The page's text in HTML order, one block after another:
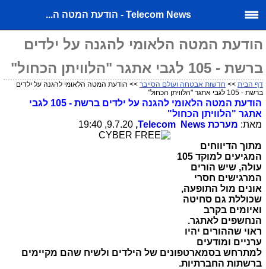
Telecom News - הודעת המטה ה...
הודעת המטה הלאומי להגנה על ילדים
ברשת - 105 לגבי אתגר "הלוויתן הכחול"
דף הבית >> חדשות אבטחה ועולם הסייבר >> הודעת המטה הלאומי להגנה על ילדים
ברשת - 105 לגבי אתגר "הלוויתן הכחול"
הודעת המטה הלאומי להגנה על ילדים ברשת - 105 לגבי
אתגר "הלוויתן הכחול"
מאת: מערכת Telecom News
,
מתוך הדיווחים
המגיעים למוקד 105
עולה, שיש הורים
המרגישים חסרי
אונים מול התופעה,
שכוללת גם סחיטה
ואיומים בקרב
הנחשפים לאתגר.
ראוי שההורים יהיו
ערניים ומודעים
למתרחש בסמארטפונים של הילדים ולשיח שהם מקיימים
ברשתות החברתיות.